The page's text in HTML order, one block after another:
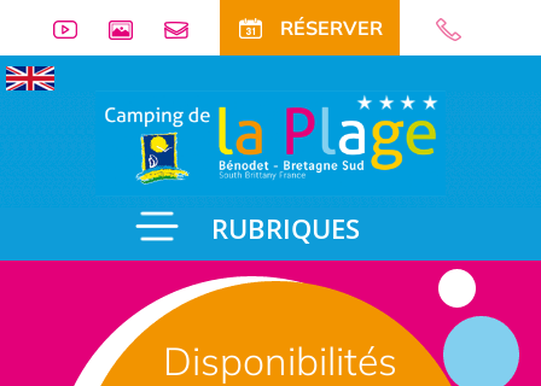
RÉSERVER
RUBRIQUES
Disponibilités